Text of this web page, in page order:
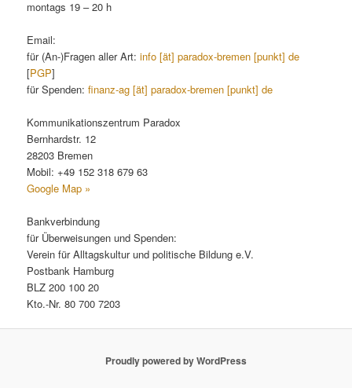
montags 19 – 20 h
Email:
für (An-)Fragen aller Art:info [ät] paradox-bremen [punkt] de
[PGP]
für Spenden:finanz-ag [ät] paradox-bremen [punkt] de
Kommunikationszentrum Paradox
Bernhardstr. 12
28203 Bremen
Mobil: +49 152 318 679 63
Google Map »
Bankverbindung
für Überweisungen und Spenden:
Verein für Alltagskultur und politische Bildung e.V.
Postbank Hamburg
BLZ 200 100 20
Kto.-Nr. 80 700 7203
Proudly powered by WordPress